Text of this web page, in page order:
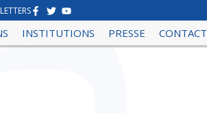
INSTITUTIONS PRESSE CONTACT